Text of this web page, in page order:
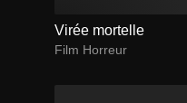
Virée mortelle
Film Horreur